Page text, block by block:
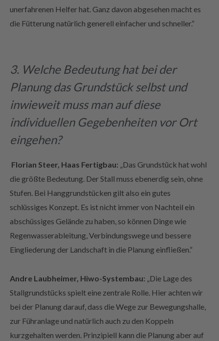
die Fütterung natürlich generell einfacher und schneller.“
Planung das Grundstück selbst und
inwieweit muss man auf diese
individuellen Gegebenheiten vor Ort
eingehen?
die größte Bedeutung. Der Stall muss ebenerdig sein, ohne
Stufen. Bei Hanggrundstücken gilt also ein gutes
schlüssiges Konzept. Es ist nicht immer von Nachteil ein
abschüssiges Gelände zu haben, so können Dinge wie
Regenwasserableitung, Verbindungswege und bessere
Eingliederung der Landschaft in die Planung einfließen.“
Stallgrundstücks spielt eine zentrale Rolle. Hier achten wir
bei der Planung darauf, dass die Wege zur Bewegungshalle,
zur Führanlage und natürlich auch zu den Koppeln
kurzgehalten werden. Prinzipiell kann die Planung aber auf
jedes Grundstück angepasst werden. Das Grundstück sollte